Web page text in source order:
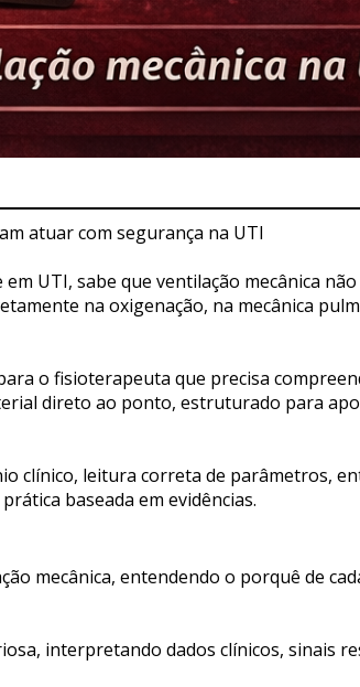
atuar com segurança na UTI
UTI, sabe que ventilação mecânica
na oxigenação, na mecânica
o fisioterapeuta que precisa
direto ao ponto, estruturado para
clínico, leitura correta de parâmetros,
baseada em evidências.
mecânica, entendendo o porquê de
interpretando dados clínicos, sinais